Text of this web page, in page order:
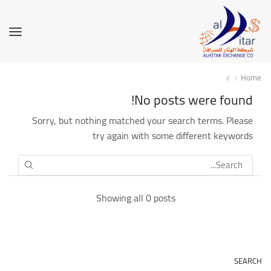
Home
No posts were found!
Sorry, but nothing matched your search terms. Please
try again with some different keywords
SEARCH
Showing all 0 posts
SEARCH